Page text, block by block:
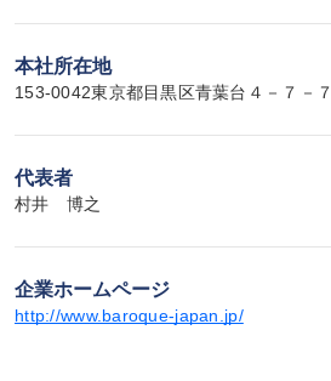
本社所在地
153-0042東京都目黒区青葉台４－７－７
代表者
村井　博之
企業ホームページ
http://www.baroque-japan.jp/